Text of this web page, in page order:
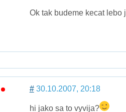
Ok tak budeme kecat lebo
#30.10.2007, 20:18
hi jako sa to vyvija?